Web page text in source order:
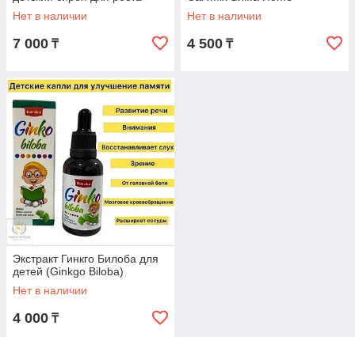
Нет в наличии
7 000 ₸
Нет в наличии
4 500 ₸
Экстракт Гинкго Билоба для
детей (Ginkgo Biloba)
Нет в наличии
4 000 ₸